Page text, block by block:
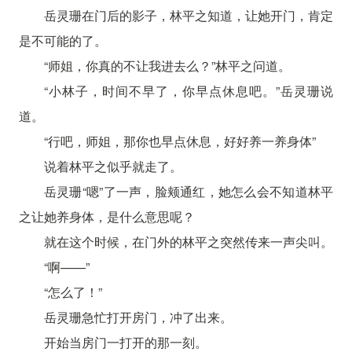
岳灵珊在门后的影子，林平之知道，让她开门，肯定
是不可能的了。
“师姐，你真的不让我进去么？”林平之问道。
“小林子，时间不早了，你早点休息吧。”岳灵珊说
道。
“行吧，师姐，那你也早点休息，好好养一养身体”
说着林平之似乎就走了。
岳灵珊“嗯”了一声，脸颊通红，她怎么会不知道林平
之让她养身体，是什么意思呢？
就在这个时候，在门外的林平之突然传来一声尖叫。
“啊——”
“怎么了！”
岳灵珊急忙打开房门，冲了出来。
开始当房门一打开的那一刻。